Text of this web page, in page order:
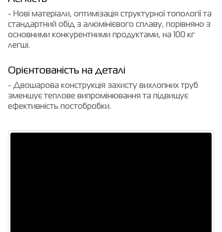
- Нові матеріали, оптимізація структурної топології та
стандартний обід з алюмінієвого сплаву, порівняно з
основними конкурентними продуктами, на 100 кг
легші.
Орієнтованість на деталі
- Двошарова конструкція захисту вихлопних труб
зменшує теплове випромінювання та підвищує
ефективність постобробки.